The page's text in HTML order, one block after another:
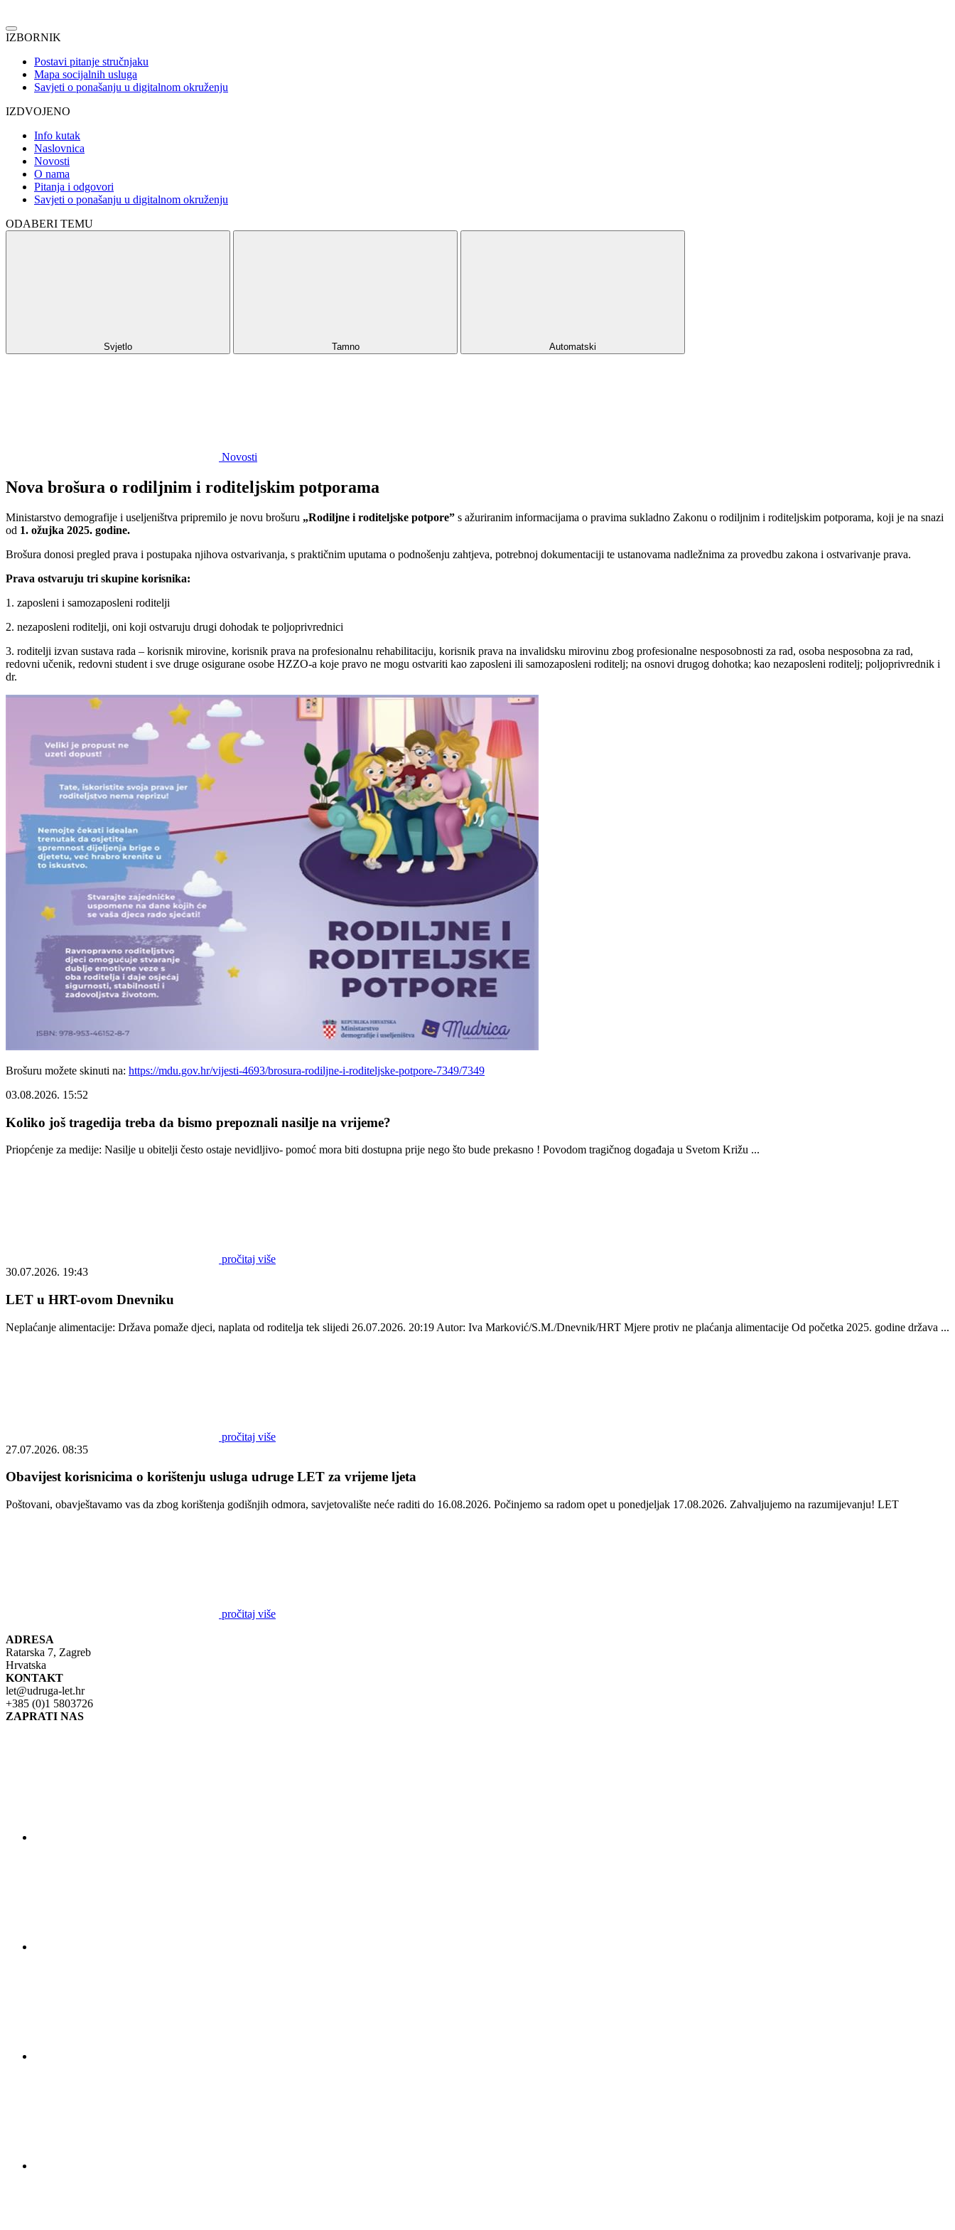
IZBORNIK
Postavi pitanje stručnjaku
Mapa socijalnih usluga
Savjeti o ponašanju u digitalnom okruženju
IZDVOJENO
Info kutak
Naslovnica
Novosti
O nama
Pitanja i odgovori
Savjeti o ponašanju u digitalnom okruženju
ODABERI TEMU
Svjetlo Tamno Automatski
Novosti
Nova brošura o rodiljnim i roditeljskim potporama
Ministarstvo demografije i useljeništva pripremilo je novu brošuru „Rodiljne i roditeljske potpore” s ažuriranim informacijama o pravima sukladno Zakonu o rodiljnim i roditeljskim potporama, koji je na snazi
od 1. ožujka 2025. godine.
Brošura donosi pregled prava i postupaka njihova ostvarivanja, s praktičnim uputama o podnošenju zahtjeva, potrebnoj dokumentaciji te ustanovama nadležnima za provedbu zakona i ostvarivanje prava.
Prava ostvaruju tri skupine korisnika:
1. zaposleni i samozaposleni roditelji
2. nezaposleni roditelji, oni koji ostvaruju drugi dohodak te poljoprivrednici
3. roditelji izvan sustava rada – korisnik mirovine, korisnik prava na profesionalnu rehabilitaciju, korisnik prava na invalidsku mirovinu zbog profesionalne nesposobnosti za rad, osoba nesposobna za rad,
redovni učenik, redovni student i sve druge osigurane osobe HZZO-a koje pravo ne mogu ostvariti kao zaposleni ili samozaposleni roditelj; na osnovi drugog dohotka; kao nezaposleni roditelj; poljoprivrednik i
dr.
Brošuru možete skinuti na: https://mdu.gov.hr/vijesti-4693/brosura-rodiljne-i-roditeljske-potpore-7349/7349
03.08.2026. 15:52
Koliko još tragedija treba da bismo prepoznali nasilje na vrijeme?
Priopćenje za medije: Nasilje u obitelji često ostaje nevidljivo- pomoć mora biti dostupna prije nego što bude prekasno ! Povodom tragičnog događaja u Svetom Križu ...
pročitaj više
30.07.2026. 19:43
LET u HRT-ovom Dnevniku
Neplaćanje alimentacije: Država pomaže djeci, naplata od roditelja tek slijedi 26.07.2026. 20:19 Autor: Iva Marković/S.M./Dnevnik/HRT Mjere protiv ne plaćanja alimentacije Od početka 2025. godine država ...
pročitaj više
27.07.2026. 08:35
Obavijest korisnicima o korištenju usluga udruge LET za vrijeme ljeta
Poštovani, obavještavamo vas da zbog korištenja godišnjih odmora, savjetovalište neće raditi do 16.08.2026. Počinjemo sa radom opet u ponedjeljak 17.08.2026. Zahvaljujemo na razumijevanju! LET
pročitaj više
ADRESA
Ratarska 7, Zagreb
Hrvatska
KONTAKT
let@udruga-let.hr
+385 (0)1 5803726
ZAPRATI NAS